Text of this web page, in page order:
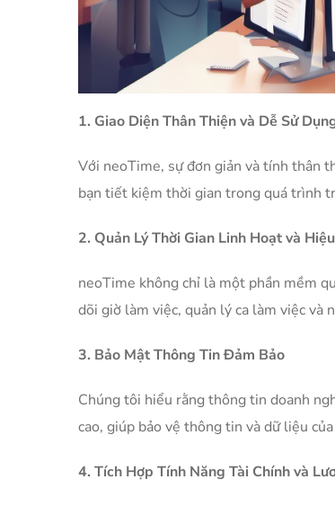
1. Giao Diện Thân Thiện và Dễ Sử
Với neoTime, sự đơn giản và tính thân
bạn tiết kiệm thời gian trong quá trình
2. Quản Lý Thời Gian Linh Hoạt và
neoTime không chỉ là một phần mềm
dõi giờ làm việc, quản lý ca làm việc và
3. Bảo Mật Thông Tin Đảm Bảo
Chúng tôi hiểu rằng thông tin doanh
cao, giúp bảo vệ thông tin và dữ liệu
4. Tích Hợp Tính Năng Tài Chính và